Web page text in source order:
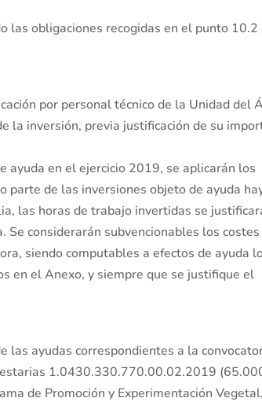
las obligaciones recogidas en el punto 10.2
por personal técnico de la Unidad del
la inversión, previa justificación de su
ayuda en el ejercicio 2019, se aplicarán los
parte de las inversiones objeto de ayuda
las horas de trabajo invertidas se
considerarán subvencionables los
siendo computables a efectos de ayuda
en el Anexo, y siempre que se justifique el
las ayudas correspondientes a la
1.0430.330.770.00.02.2019
de Promoción y Experimentación Vegetal,